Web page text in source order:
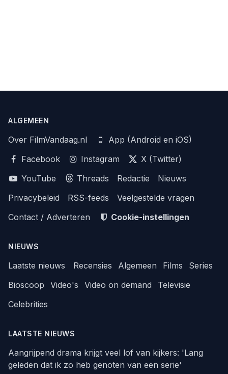
ALGEMEEN
Over FilmVandaag.nl
App (Android en iOS)
Facebook
Instagram
X (Twitter)
YouTube
Threads Redactie
Nieuws
Privacybeleid
RSS-feeds
Veelgestelde vragen
Contact / Adverteren
Cookie-instellingen
NIEUWS
Laatste nieuws Recensies Algemeen Films
Series
Bioscoop
Video's Video on demand
Televisie
Celebrities
LAATSTE NIEUWS
Aangrijpend drama krijgt veel lof van kijkers: 'Lang
geleden dat ik zo heb genoten van een serie'